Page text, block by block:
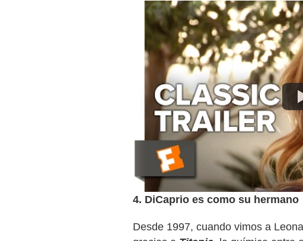
4. DiCaprio es como su hermano
Desde 1997, cuando vimos a